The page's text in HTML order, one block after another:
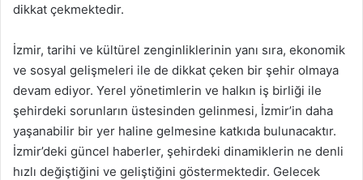
dikkat çekmektedir.
İzmir, tarihi ve kültürel zenginliklerinin yanı sıra, ekonomik
ve sosyal gelişmeleri ile de dikkat çeken bir şehir olmaya
devam ediyor. Yerel yönetimlerin ve halkın iş birliği ile
şehirdeki sorunların üstesinden gelinmesi, İzmir’in daha
yaşanabilir bir yer haline gelmesine katkıda bulunacaktır.
İzmir’deki güncel haberler, şehirdeki dinamiklerin ne denli
hızlı değiştiğini ve geliştiğini göstermektedir. Gelecek